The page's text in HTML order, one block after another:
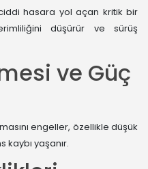
hasara yol açan kritik bir
düşürür ve sürüş
ve Güç
engeller, özellikle düşük
yaşanır.